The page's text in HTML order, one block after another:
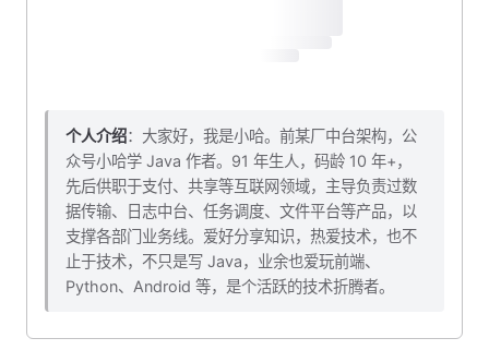
个人介绍：大家好，我是小哈。前某厂中台架构，公
众号小哈学 Java 作者。91 年生人，码龄 10 年+，
先后供职于支付、共享等互联网领域，主导负责过数
据传输、日志中台、任务调度、文件平台等产品，以
支撑各部门业务线。爱好分享知识，热爱技术，也不
止于技术，不只是写 Java，业余也爱玩前端、
Python、Android 等，是个活跃的技术折腾者。